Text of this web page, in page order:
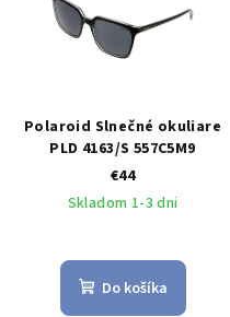
Polaroid Slnečné okuliare
PLD 4163/S 557C5M9
€44
Skladom 1-3 dni
Do košíka